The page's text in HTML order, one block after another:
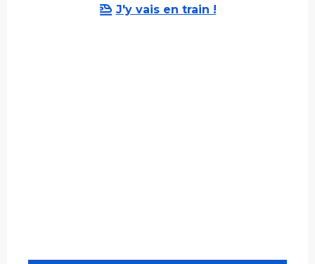
J'y vais en train !